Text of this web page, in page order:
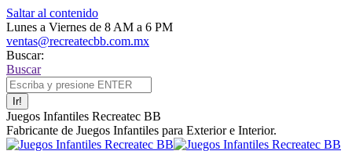
Saltar al contenido
Lunes a Viernes de 8 AM a 6 PM
ventas@recreatecbb.com.mx
Buscar:
Buscar
Juegos Infantiles Recreatec BB
Fabricante de Juegos Infantiles para Exterior e Interior.